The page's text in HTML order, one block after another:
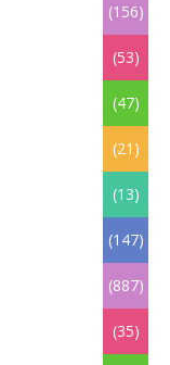
(156)
(53)
(47)
(21)
(13)
(147)
(887)
(35)